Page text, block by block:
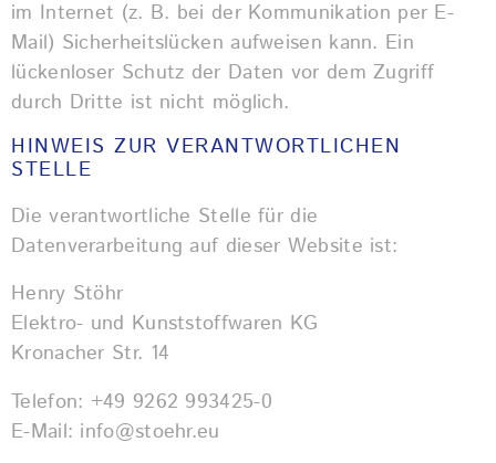
im Internet (z. B. bei der Kommunikation per E-
Mail) Sicherheitslücken aufweisen kann. Ein
lückenloser Schutz der Daten vor dem Zugriff
durch Dritte ist nicht möglich.
HINWEIS ZUR VERANTWORTLICHEN
STELLE
Die verantwortliche Stelle für die
Datenverarbeitung auf dieser Website ist:
Henry Stöhr
Elektro- und Kunststoffwaren KG
Kronacher Str. 14
Telefon: +49 9262 993425-0
E-Mail: info@stoehr.eu